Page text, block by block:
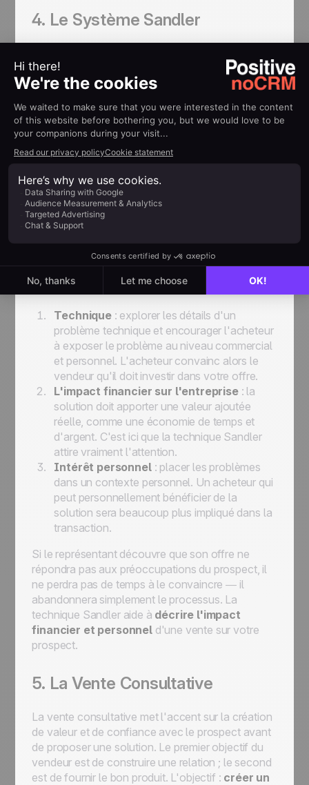
4. Le Système Sandler
qui inverse le rôle de l'acheteur et du vendeur. Les
deux parties doivent être investies de manière
commercial de vendre.
Les vendeurs formés par Sandler construisent
une discussion approfondie, au-delà des
questions techniques, ense concentrant sur
l'impact d'un défi sur une entreprise
commercial agit en tant que conseiller et pose des
questions pour identifier les difficultés dans le
Un vendeur doit se concentrer sur 3 points
sensibles :
Technique: explorer les détails d'un
problème technique et encourager l'acheteur
à exposer le problème au niveau commercial
et personnel. L'acheteur convainc alors le
vendeur qu'il doit investir dans votre offre.
L'impact financier sur l'entreprise: la
solution doit apporter une valeur ajoutée
réelle, comme une économie de temps et
d'argent. C'est ici que la technique Sandler
attire vraiment l'attention.
Intérêt personnel: placer les problèmes
dans un contexte personnel. Un acheteur qui
peut personnellement bénéficier de la
solution sera beaucoup plus impliqué dans la
transaction.
Si le représentant découvre que son offre ne
répondra pas aux préoccupations du prospect, il
ne perdra pas de temps à le convaincre — il
abandonnera simplement le processus. La
technique Sandler aide à décrire l'impact
financier et personneld'une vente sur votre
prospect.
5. La Vente Consultative
La vente consultative met l'accent sur la création
de valeur et de confiance avec le prospect avant
de proposer une solution. Le premier objectif du
vendeur est de construire une relation ; le second
est de fournir le bon produit. L'objectif : créer un